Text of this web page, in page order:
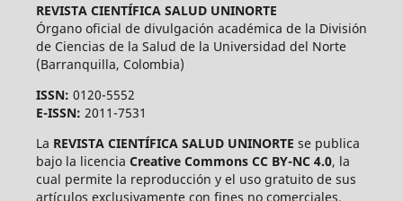
REVISTA CIENTÍFICA SALUD UNINORTE
Órgano oficial de divulgación académica de la División
de Ciencias de la Salud de la Universidad del Norte
(Barranquilla, Colombia)
ISSN: 0120-5552
E-ISSN: 2011-7531
La REVISTA CIENTÍFICA SALUD UNINORTE se publica
bajo la licencia Creative Commons CC BY-NC 4.0, la
cual permite la reproducción y el uso gratuito de sus
artículos exclusivamente con fines no comerciales,